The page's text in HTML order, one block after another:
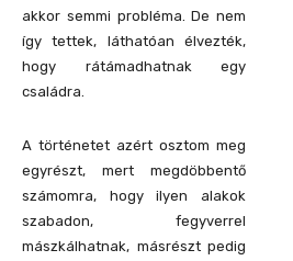
akkor semmi probléma. De nem
így tettek, láthatóan élvezték,
hogy rátámadhatnak egy
családra.
A történetet azért osztom meg
egyrészt, mert megdöbbentő
számomra, hogy ilyen alakok
szabadon, fegyverrel
mászkálhatnak, másrészt pedig